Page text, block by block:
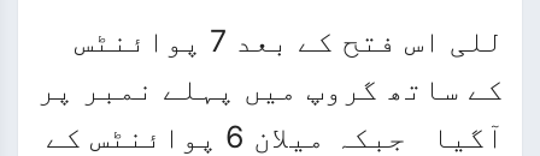
للی اس فتح کے بعد 7 پوائنٹس
کے ساتھ گروپ میں پہلے نمبر پر
آگیا جبکہ میلان 6 پوائنٹس کے